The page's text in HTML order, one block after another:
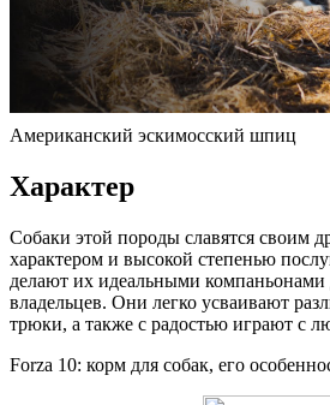
Американский эскимосский шпиц
Характер
Собаки этой породы славятся своим
характером и высокой степенью
делают их идеальными
владельцев. Они легко усваивают
трюки, а также с радостью играют с
Forza 10: корм для собак, его